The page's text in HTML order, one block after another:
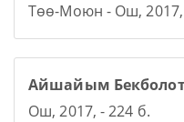
Төө-Моюн - Ош, 2017,
Айшайым
Ош, 2017, - 224 б.